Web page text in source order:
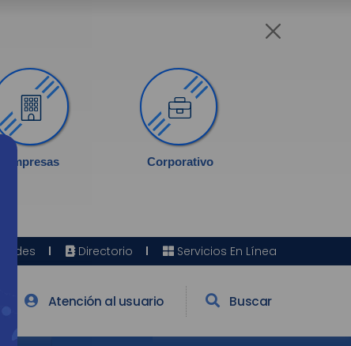
Empresas Corporativo
Sedes Directorio Servicios En Línea
Atención al usuario Buscar